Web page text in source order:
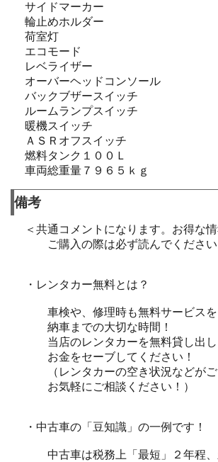
サイドマーカー
輪止めホルダー
荷室灯
エコモード
レベライザー
オーバーヘッドコンソール
バックブザースイッチ
ルームランプスイッチ
暖機スイッチ
ＡＳＲオフスイッチ
燃料タンク１００Ｌ
車両総重量７９６５ｋｇ
備考
＜共通コメントになります。お得な情
ご購入の際は必ず読んでください
・レンタカー無料とは？
車検や、修理時も無料サービスを
納車までの大切な時間！
当店のレンタカーを無料貸し出し
お金をセーブしてください！
（レンタカーの空き状況などがご
お気軽にご相談ください！）
・中古車の「豆知識」の一例です！
中古車は税務上「最短」２年程、